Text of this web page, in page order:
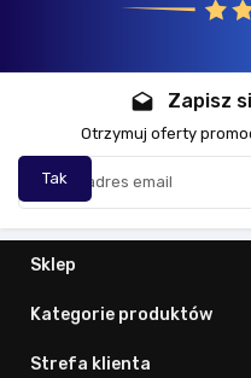
drafts Zapisz
Otrzymuj oferty
Sklep
Kategorie produktów
Strefa klienta